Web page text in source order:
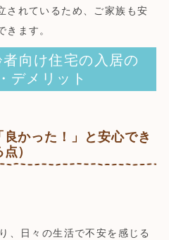
されているため、ご家族も安
きます。
向け住宅の入居の
デメリット
かった！」と安心でき
点）
、日々の生活で不安を感じる